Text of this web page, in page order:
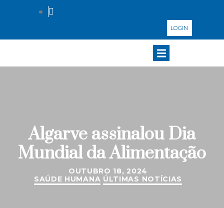
LOGIN
Algarve assinalou Dia
Mundial da Alimentação
OUTUBRO 18, 2024
SAÚDE HUMANA ÚLTIMAS NOTÍCIAS